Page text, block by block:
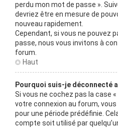
perdu mon mot de passe ».
devriez être en mesure de
nouveau rapidement.
Cependant, si vous ne pouvez
passe, nous vous invitons à
forum.
Haut
Pourquoi suis-je déconnecté
Si vous ne cochez pas la case
votre connexion au forum,
pour une période prédéfinie.
compte soit utilisé par